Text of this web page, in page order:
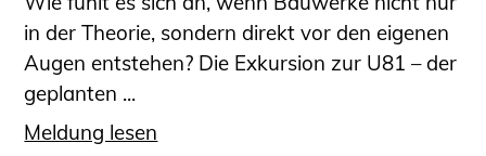
in der Theorie, sondern direkt vor den eigenen
Augen entstehen? Die Exkursion zur U81 – der
geplanten ...
Meldung lesen